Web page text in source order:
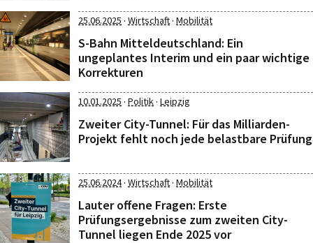
25.06.2025 · Wirtschaft· Mobilität
S-Bahn Mitteldeutschland: Ein
ungeplantes Interim und ein paar wichtige
Korrekturen
10.01.2025 · Politik· Leipzig
Zweiter City-Tunnel: Für das Milliarden-
Projekt fehlt noch jede belastbare Prüfung
25.06.2024· Wirtschaft· Mobilität
Lauter offene Fragen: Erste
Prüfungsergebnisse zum zweiten City-
Tunnel liegen Ende 2025 vor